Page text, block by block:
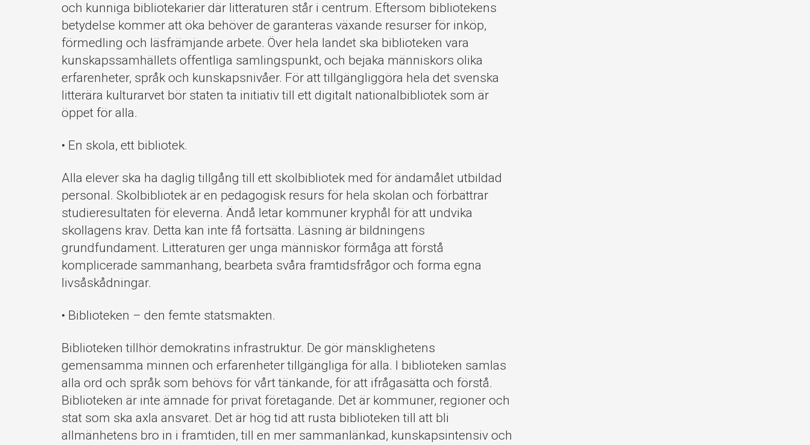
och kunniga bibliotekarier där litteraturen står i centrum. Eftersom bibliotekens
betydelse kommer att öka behöver de garanteras växande resurser för inköp,
förmedling och läsfrämjande arbete. Över hela landet ska biblioteken vara
kunskapssamhällets offentliga samlingspunkt, och bejaka människors olika
erfarenheter, språk och kunskapsnivåer. För att tillgängliggöra hela det svenska
litterära kulturarvet bör staten ta initiativ till ett digitalt nationalbibliotek som är
öppet för alla.
• En skola, ett bibliotek.
Alla elever ska ha daglig tillgång till ett skolbibliotek med för ändamålet utbildad
personal. Skolbibliotek är en pedagogisk resurs för hela skolan och förbättrar
studieresultaten för eleverna. Ändå letar kommuner kryphål för att undvika
skollagens krav. Detta kan inte få fortsätta. Läsning är bildningens
grundfundament. Litteraturen ger unga människor förmåga att förstå
komplicerade sammanhang, bearbeta svåra framtidsfrågor och forma egna
livsåskådningar.
• Biblioteken – den femte statsmakten.
Biblioteken tillhör demokratins infrastruktur. De gör mänsklighetens
gemensamma minnen och erfarenheter tillgängliga för alla. I biblioteken samlas
alla ord och språk som behövs för vårt tänkande, för att ifrågasätta och förstå.
Biblioteken är inte ämnade för privat företagande. Det är kommuner, regioner och
stat som ska axla ansvaret. Det är hög tid att rusta biblioteken till att bli
allmänhetens bro in i framtiden, till en mer sammanlänkad, kunskapsintensiv och